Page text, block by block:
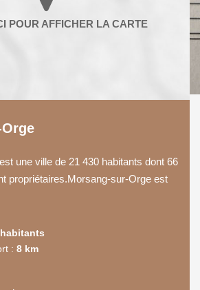
une ville de 21 430 habitants dont 66
propriétaires.Morsang-sur-Orge est
: 8 km